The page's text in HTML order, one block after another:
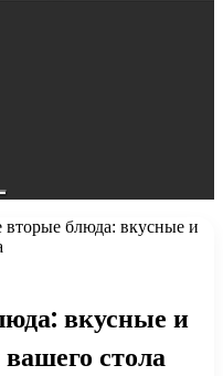
блюда: вкусные и
вкусные и
стола